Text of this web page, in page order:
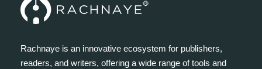
Rachnaye is an innovative ecosystem for publishers,
readers, and writers, offering a wide range of tools and